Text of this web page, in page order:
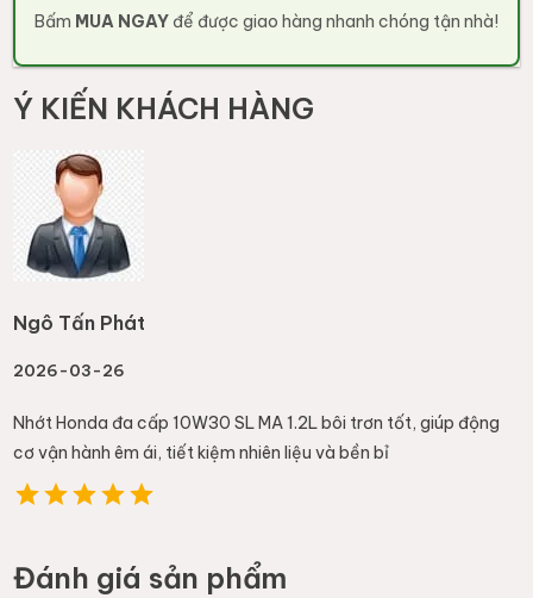
Bấm MUA NGAY để được giao hàng nhanh chóng tận nhà!
Ý KIẾN KHÁCH HÀNG
Ngô Tấn Phát
2026-03-26
Nhớt Honda đa cấp 10W30 SL MA 1.2L bôi trơn tốt, giúp động
cơ vận hành êm ái, tiết kiệm nhiên liệu và bền bỉ
Đánh giá sản phẩm